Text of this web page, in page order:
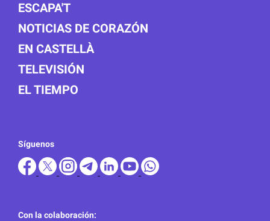
ESCAPA'T
NOTICIAS DE CORAZÓN
EN CASTELLÀ
TELEVISIÓN
EL TIEMPO
Síguenos
Con la colaboración: